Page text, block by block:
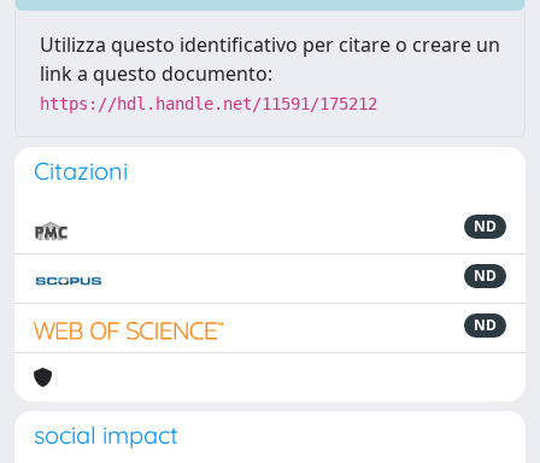
Utilizza questo identificativo per citare o creare un
link a questo documento:
https://hdl.handle.net/11591/175212
Citazioni
ND
ND
ND
social impact